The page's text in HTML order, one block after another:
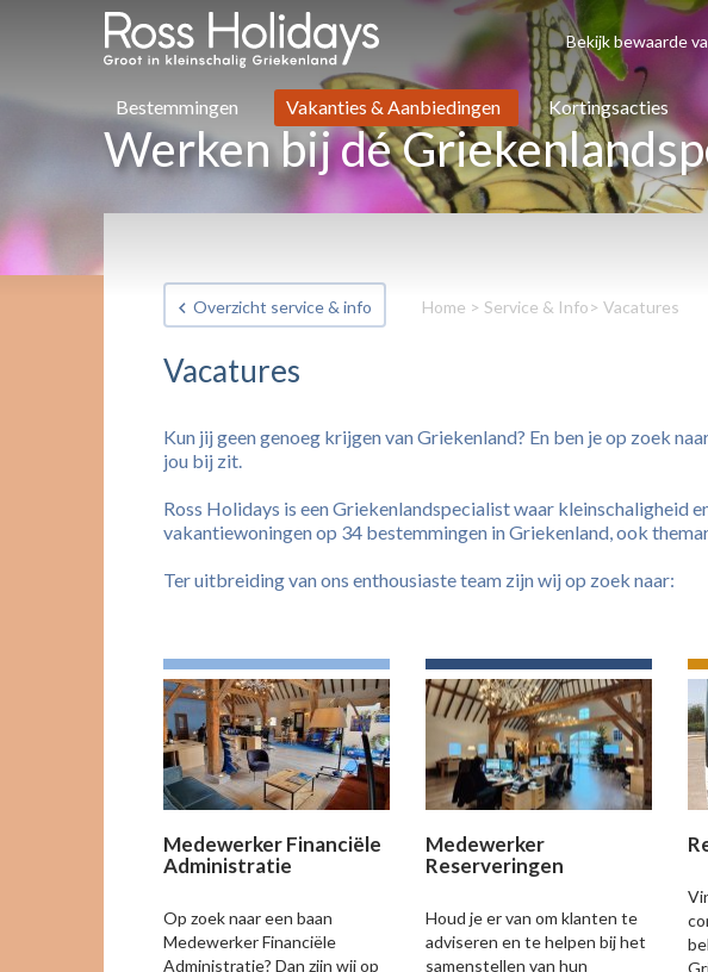
Bekijk bewaarde
Bestemmingen Vakanties & Aanbiedingen Kortingsacties
Werken bij dé
Overzicht service & info Home > Service & Info> Vacatures
Vacatures
Kun jij geen genoeg krijgen van Griekenland? En ben je op zoek
jou bij zit.
Ross Holidays is een Griekenlandspecialist waar kleinschaligheid
vakantiewoningen op 34 bestemmingen in Griekenland, ook
Ter uitbreiding van ons enthousiaste team zijn wij op zoek naar:
Medewerker Financiële
Administratie
Op zoek naar een baan
Medewerker Financiële
Administratie? Dan zijn wij op
Medewerker
Reserveringen
Houd je er van om klanten te
adviseren en te helpen bij het
samenstellen van hun